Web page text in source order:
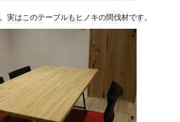
実はこのテーブルもヒノキの間伐材です。